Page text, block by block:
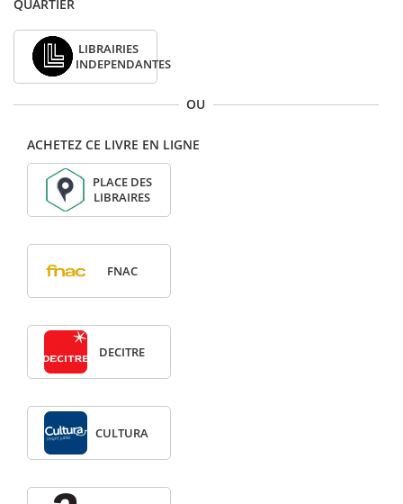
QUARTIER
LIBRAIRIES
INDEPENDANTES
OU
ACHETEZ CE LIVRE EN LIGNE
PLACE DES
LIBRAIRES
FNAC
DECITRE
CULTURA